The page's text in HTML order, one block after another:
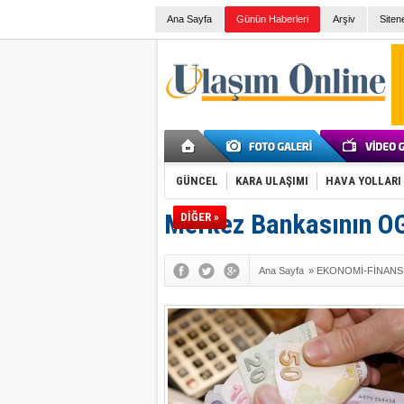
Ana Sayfa Günün Haberleri Arşiv
GÜNCEL KARA ULAŞIMI HAVA YOLLARI
DİĞER »
Merkez Bankasının
Ana Sayfa » EKONOMİ-FİNANS